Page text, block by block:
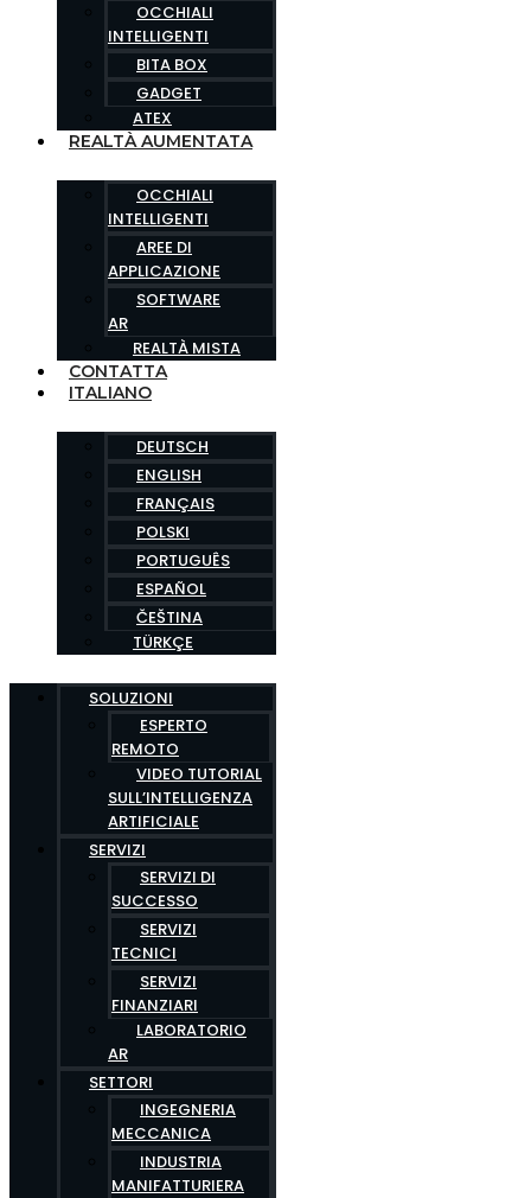
OCCHIALI
INTELLIGENTI
BITA BOX
GADGET
ATEX
REALTÀ AUMENTATA
OCCHIALI
INTELLIGENTI
AREE DI
APPLICAZIONE
SOFTWARE
AR
REALTÀ MISTA
CONTATTA
ITALIANO
DEUTSCH
ENGLISH
FRANÇAIS
POLSKI
PORTUGUÊS
ESPAÑOL
ČEŠTINA
TÜRKÇE
SOLUZIONI
ESPERTO
REMOTO
VIDEO TUTORIAL
SULL’INTELLIGENZA
ARTIFICIALE
SERVIZI
SERVIZI DI
SUCCESSO
SERVIZI
TECNICI
SERVIZI
FINANZIARI
LABORATORIO
AR
SETTORI
INGEGNERIA
MECCANICA
INDUSTRIA
MANIFATTURIERA